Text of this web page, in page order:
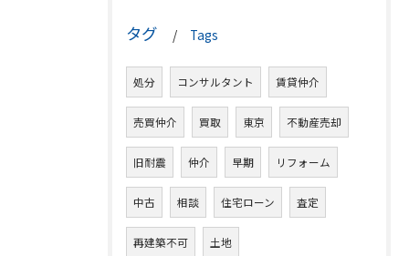
タグ Tags
処分 コンサルタント 賃貸仲介
売買仲介 買取 東京 不動産売却
旧耐震 仲介 早期 リフォーム
中古 相談 住宅ローン 査定
再建築不可 土地